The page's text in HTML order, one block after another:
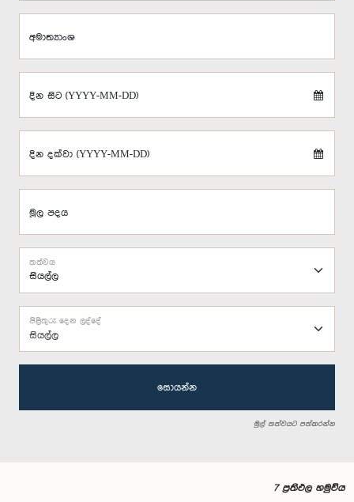
අමාත්‍යාංශ
දින සිට (YYYY-MM-DD)
දින දක්වා (YYYY-MM-DD)
මූල පදය
තත්වය
සියල්ල
පිළිතුරු දෙන ලද්දේ
සොයන්න
මුල් තත්වයට පත්කරන්න
7 ප්‍රතිඵල හමුවිය